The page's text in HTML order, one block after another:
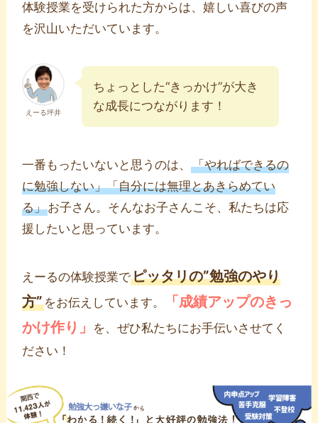
体験授業を受けられた方からは、嬉しい喜びの声
を沢山いただいています。
えーる坪井
ちょっとした“きっかけ”が大き
な成長につながります！
一番もったいないと思うのは、「やればできるの
に勉強しない」「自分には無理とあきらめてい
る」お子さん。そんなお子さんこそ、私たちは応
援したいと思っています。
えーるの体験授業でピッタリの”勉強のやり
方”をお伝えしています。
「成績アップのきっ
かけ作り」
を、ぜひ私たちにお手伝いさせてく
ださい！